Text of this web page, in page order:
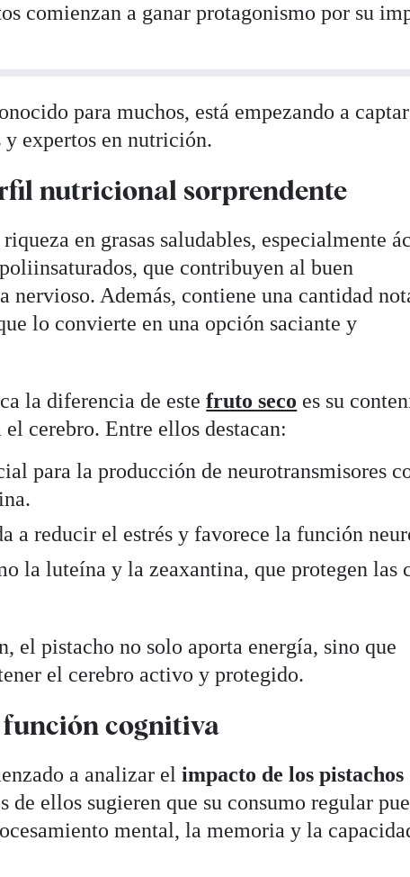
comienzan a ganar protagonismo por su
para muchos, está empezando a
expertos en nutrición.
nutricional sorprendente
en grasas saludables, especialmente
que contribuyen al buen
nervioso. Además, contiene una cantidad
lo convierte en una opción saciante y
la diferencia de estefruto seco es su
cerebro. Entre ellos destacan:
para la producción de neurotransmisores
a reducir el estrés y favorece la función
la luteína y la zeaxantina, que protegen las
el pistacho no solo aporta energía, sino que
el cerebro activo y protegido.
cognitiva
a analizar elimpacto de los pistachos
ellos sugieren que su consumo regular
mental, la memoria y la